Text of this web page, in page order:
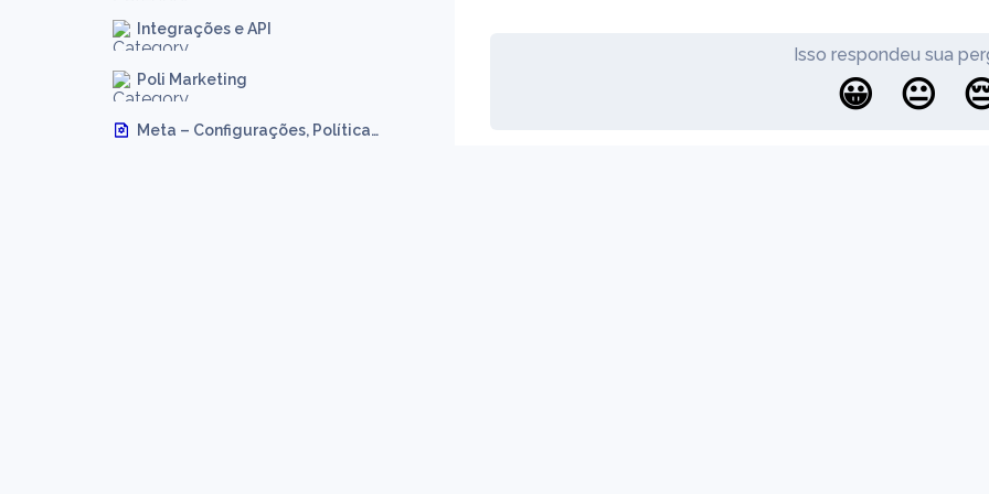
Integrações e API
Poli Marketing
Meta – Configurações, Políticas,  e Regras
Isso respondeu sua
😀 😐